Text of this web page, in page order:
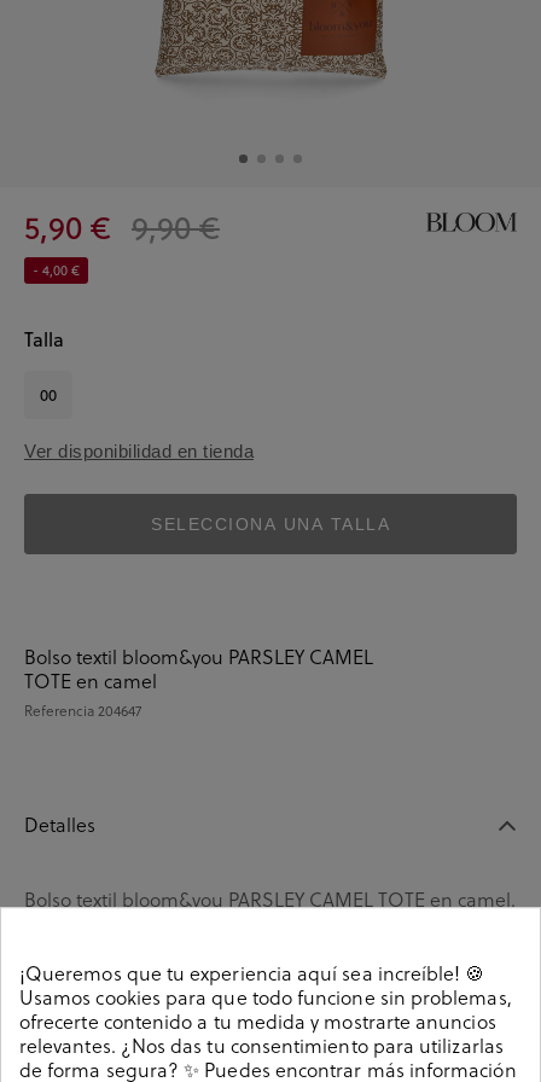
5,90 € 9,90 €
- 4,00 €
Talla
00
Ver disponibilidad en tienda
SELECCIONA UNA TALLA
Bolso textil bloom&you PARSLEY CAMEL
TOTE en camel
Referencia204647
Detalles
Bolso textil bloom&you PARSLEY CAMEL TOTE en camel.
Referencia
204647
Guía de tallas
¡Queremos que tu experiencia aquí sea increíble! 🍪
Usamos cookies para que todo funcione sin problemas,
ofrecerte contenido a tu medida y mostrarte anuncios
relevantes. ¿Nos das tu consentimiento para utilizarlas
de forma segura? ✨ Puedes encontrar más información